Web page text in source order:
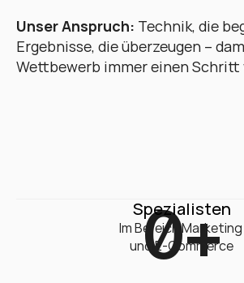
Unser Anspruch: Technik, die
Ergebnisse, die überzeugen –
Wettbewerb immer einen Schritt
0+
Spezialisten
Im Bereich Marketing
und E-Commerce